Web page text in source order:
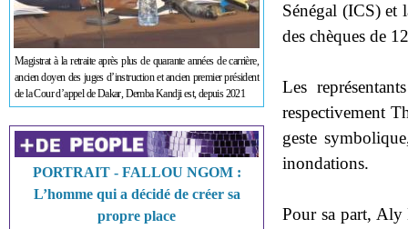
Magistrat à la retraite après plus de quarante années de carrière,
ancien doyen des juges d’instruction et ancien premier président
de la Cour d’appel de Dakar, Demba Kandji est, depuis 2021
PORTRAIT - FALLOU NGOM :
L’homme qui a décidé de créer sa
propre place
Sénégal (ICS) et
des chèques de
Les
respectivement
geste
inondations.
Pour sa part, Aly